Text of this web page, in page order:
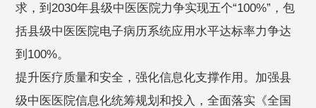
求，到2030年县级中医医院力争实现五个“100%”，包
括县级中医医院电子病历系统应用水平达标率力争达
到100%。
提升医疗质量和安全，强化信息化支撑作用。加强县
级中医医院信息化统筹规划和投入，全面落实《全国